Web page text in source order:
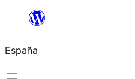
Saltar
contenido
España